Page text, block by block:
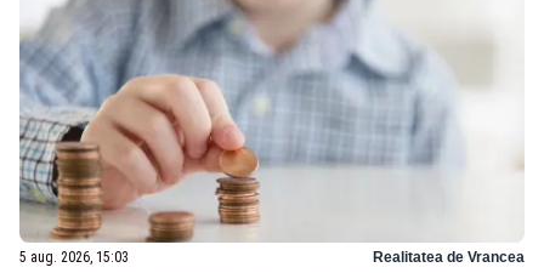
5 aug. 2026, 15:03 Realitatea de Vrancea